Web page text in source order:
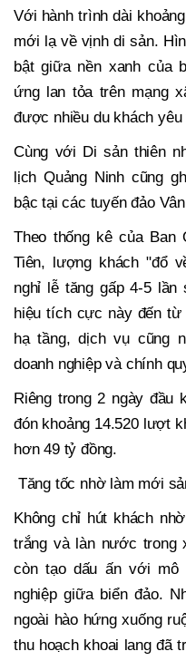
Với hành trình dài
mới lạ về vịnh di sản.
bật giữa nền xanh của
ứng lan tỏa trên mạng
được nhiều du khách yêu
Cùng với Di sản thiên
lịch Quảng Ninh cũng
bậc tại các tuyến đảo
Theo thống kê của Ban
Tiên, lượng khách "đổ
nghỉ lễ tăng gấp 4-5
hiệu tích cực này đến
hạ tầng, dịch vụ cũng
doanh nghiệp và chính
Riêng trong 2 ngày đầu
đón khoảng 14.520 lượt
hơn 49 tỷ đồng.
Tăng tốc nhờ làm mới
Không chỉ hút khách
trắng và làn nước trong
còn tạo dấu ấn với mô
nghiệp giữa biển đảo.
ngoài hào hứng xuống
thu hoạch khoai lang đã